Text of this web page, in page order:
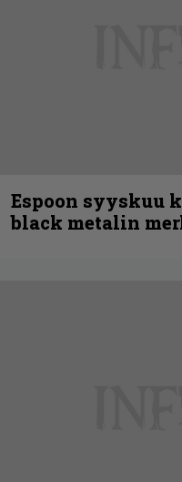
Espoon syyskuu
black metalin